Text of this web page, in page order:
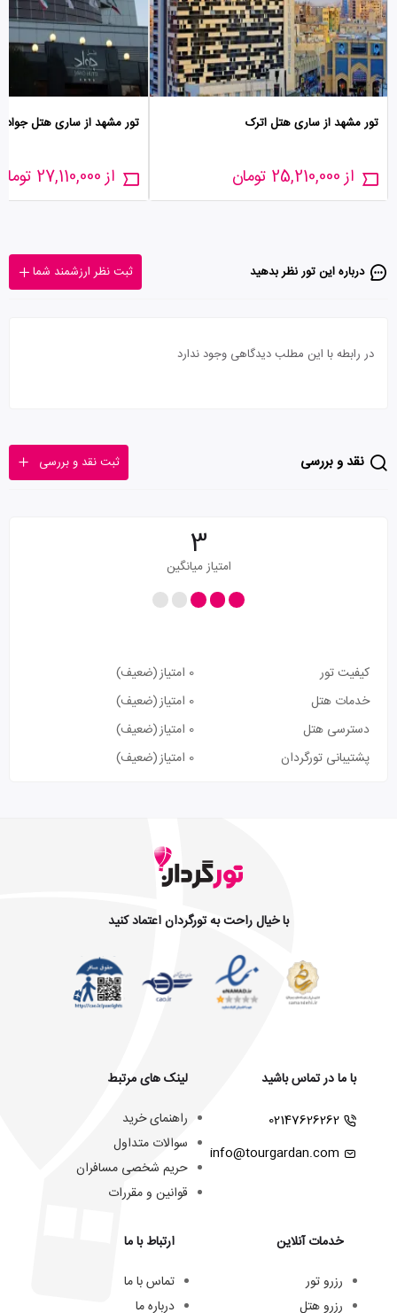
تور مشهد از ساری هتل اترک
از 25,210,000 تومان
تور مشهد از ساری هتل جواد
از 27,110,000 تومان
درباره این تور‌ نظر بدهید ثبت نظر ارزشمند شما
در رابطه با این مطلب دیدگاهی وجود ندارد
نقد و بررسی ثبت نقد و بررسی
3
امتیاز میانگین
کیفیت تور 0 امتیاز
(ضعیف)
خدمات هتل
0 امتیاز
(ضعیف)
دسترسی هتل
0 امتیاز
(ضعیف)
پشتیبانی تورگردان
0 امتیاز (ضعیف)
با خیال راحت به تورگردان اعتماد کنید
با ما در تماس باشید
02147626262
info@tourgardan.com
خدمات آنلاین
رزرو تور
رزرو هتل
لینک های مرتبط
راهنمای خرید
سوالات متداول
حریم شخصی مسافران
قوانین و مقررات
ارتباط با ما
تماس با ما
درباره ما